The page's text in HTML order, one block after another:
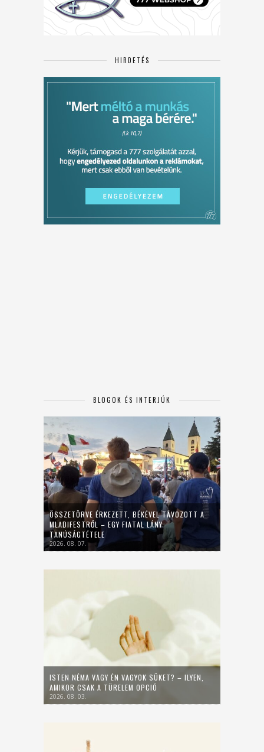
HIRDETÉS
BLOGOK ÉS INTERJÚK
ÖSSZETÖRVE ÉRKEZETT, BÉKÉVEL TÁVOZOTT A
MLADIFESTRŐL – EGY FIATAL LÁNY
TANÚSÁGTÉTELE
2026. 08. 07.
ISTEN NÉMA VAGY ÉN VAGYOK SÜKET? – ILYEN,
AMIKOR CSAK A TÜRELEM OPCIÓ
2026. 08. 03.